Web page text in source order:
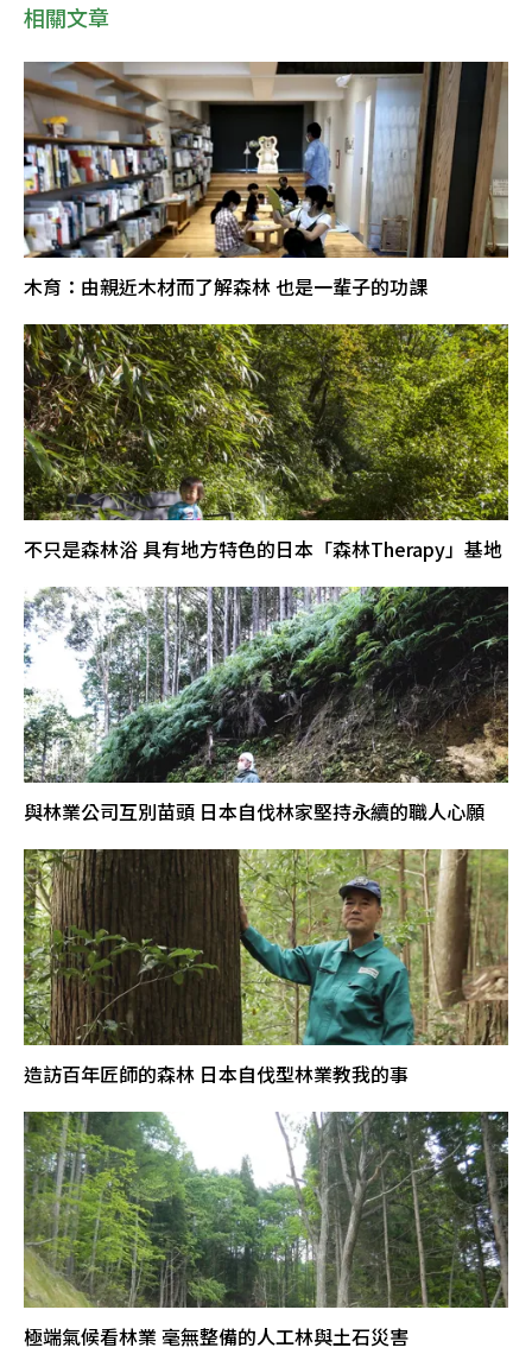
相關文章
木育：由親近木材而了解森林 也是一輩子的功課
不只是森林浴 具有地方特色的日本「森林Therapy」基地
與林業公司互別苗頭 日本自伐林家堅持永續的職人心願
造訪百年匠師的森林 日本自伐型林業教我的事
極端氣候看林業 毫無整備的人工林與土石災害